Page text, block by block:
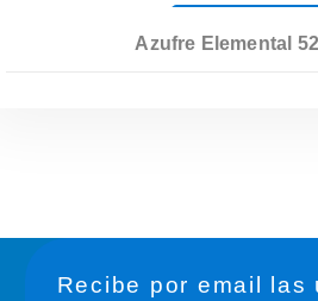
Leer Más
Azufre Elemental
Recibe por email las